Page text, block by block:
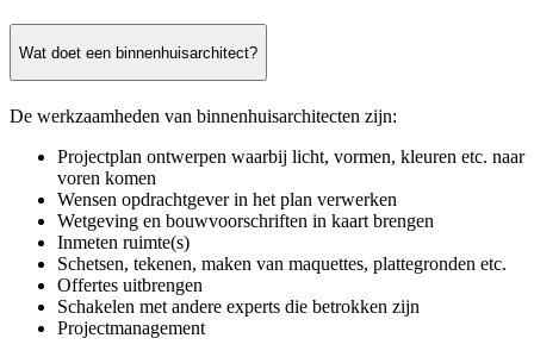
Wat doet een binnenhuisarchitect?
De werkzaamheden van binnenhuisarchitecten zijn:
Projectplan ontwerpen waarbij licht, vormen, kleuren etc. naar
voren komen
Wensen opdrachtgever in het plan verwerken
Wetgeving en bouwvoorschriften in kaart brengen
Inmeten ruimte(s)
Schetsen, tekenen, maken van maquettes, plattegronden etc.
Offertes uitbrengen
Schakelen met andere experts die betrokken zijn
Projectmanagement